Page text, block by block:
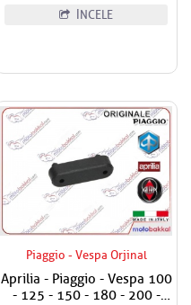
İNCELE
Piaggio - Vespa Orjinal
Aprilia - Piaggio - Vespa 100
- 125 - 150 - 180 - 200 -